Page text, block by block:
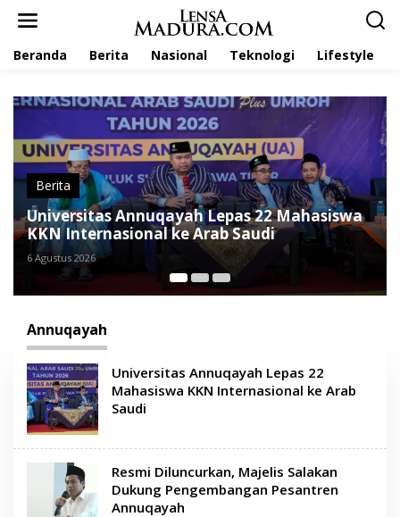
Beranda Berita Nasional Teknologi Lifestyle
Berita
Resmi Diluncurkan, Majelis Salakan Dukung
Pengembangan Pesantren Annuqayah
18 Mei 2026
Annuqayah
Universitas Annuqayah Lepas 22
Mahasiswa KKN Internasional ke Arab
Saudi
Resmi Diluncurkan, Majelis Salakan
Dukung Pengembangan Pesantren
Annuqayah